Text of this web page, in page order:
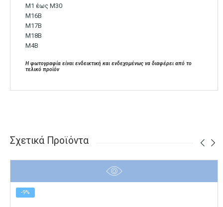
M1 έως M30
M16B
M17B
M18B
M4B
Η φωτογραφία είναι ενδεικτική και ενδεχομένως να διαφέρει από το
τελικό προϊόν
Σχετικά Προϊόντα
-9%